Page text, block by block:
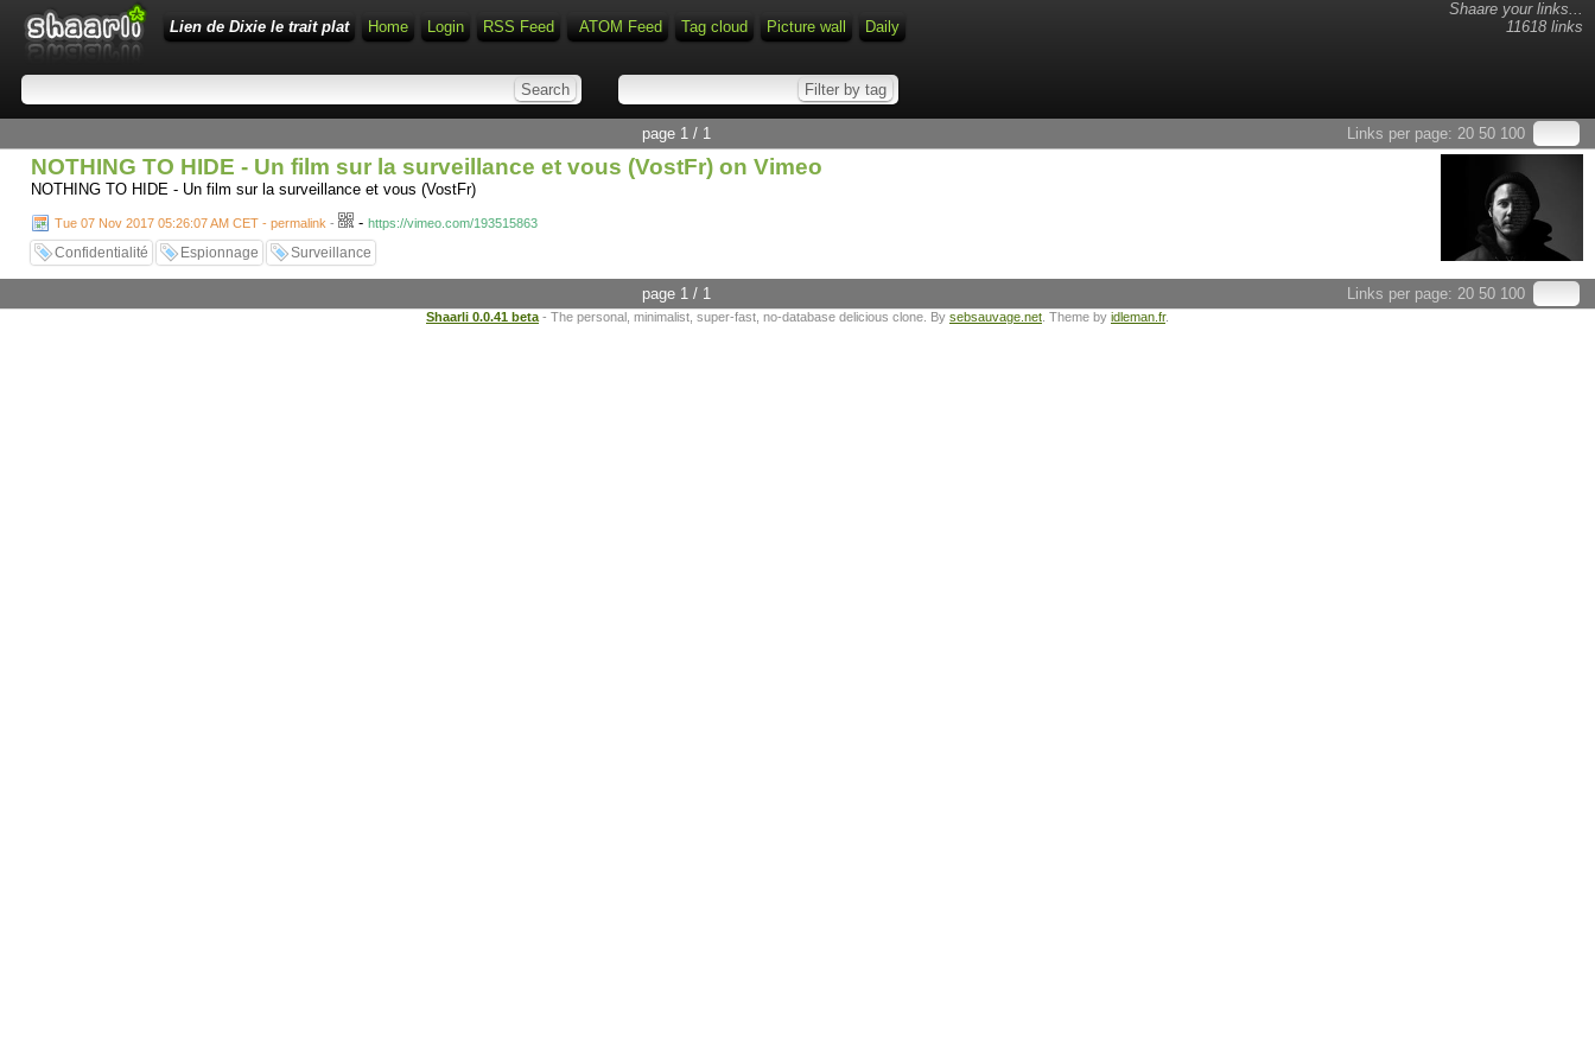
Shaare your links...
11618 links
Lien de Dixie le trait plat Home Login RSS Feed ATOM Feed Tag cloud Picture wall Daily
Links per page: 20 50 100
page 1 / 1
NOTHING TO HIDE - Un film sur la surveillance et vous (VostFr) on Vimeo
NOTHING TO HIDE - Un film sur la surveillance et vous (VostFr)
Tue 07 Nov 2017 05:26:07 AM CET - permalink - - https://vimeo.com/193515863
Confidentialité Espionnage Surveillance
Links per page: 20 50 100
page 1 / 1
Shaarli 0.0.41 beta - The personal, minimalist, super-fast, no-database delicious clone. By sebsauvage.net . Theme by idleman.fr.